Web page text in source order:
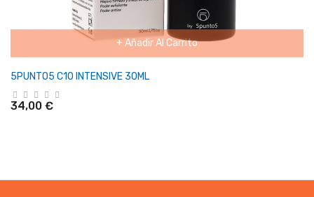
+ Añadir Al Carrito
5PUNTO5 C10 INTENSIVE 30ML
34,00 €